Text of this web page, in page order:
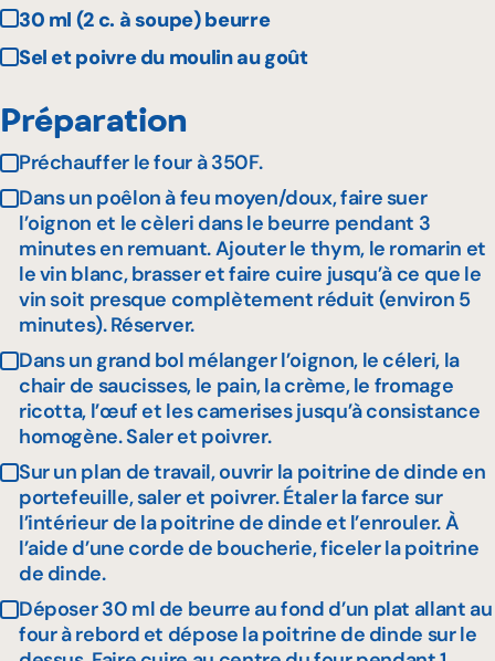
30 ml (2 c. à soupe) beurre
Sel et poivre du moulin au goût
Préparation
Préchauffer le four à 350F.
Dans un poêlon à feu moyen/doux, faire suer
l’oignon et le cèleri dans le beurre pendant 3
minutes en remuant. Ajouter le thym, le romarin et
le vin blanc, brasser et faire cuire jusqu’à ce que le
vin soit presque complètement réduit (environ 5
minutes). Réserver.
Dans un grand bol mélanger l’oignon, le céleri, la
chair de saucisses, le pain, la crème, le fromage
ricotta, l’œuf et les camerises jusqu’à consistance
homogène. Saler et poivrer.
Sur un plan de travail, ouvrir la poitrine de dinde en
portefeuille, saler et poivrer. Étaler la farce sur
l’intérieur de la poitrine de dinde et l’enrouler. À
l’aide d’une corde de boucherie, ficeler la poitrine
de dinde.
Déposer 30 ml de beurre au fond d’un plat allant au
four à rebord et dépose la poitrine de dinde sur le